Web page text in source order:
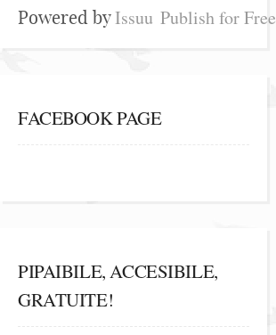
Powered byIssuu Publish for Free
FACEBOOK PAGE
PIPAIBILE, ACCESIBILE,
GRATUITE!